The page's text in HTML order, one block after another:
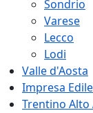
Sondrio
Varese
Lecco
Lodi
Valle d'Aosta
Impresa Edile
Trentino Alto